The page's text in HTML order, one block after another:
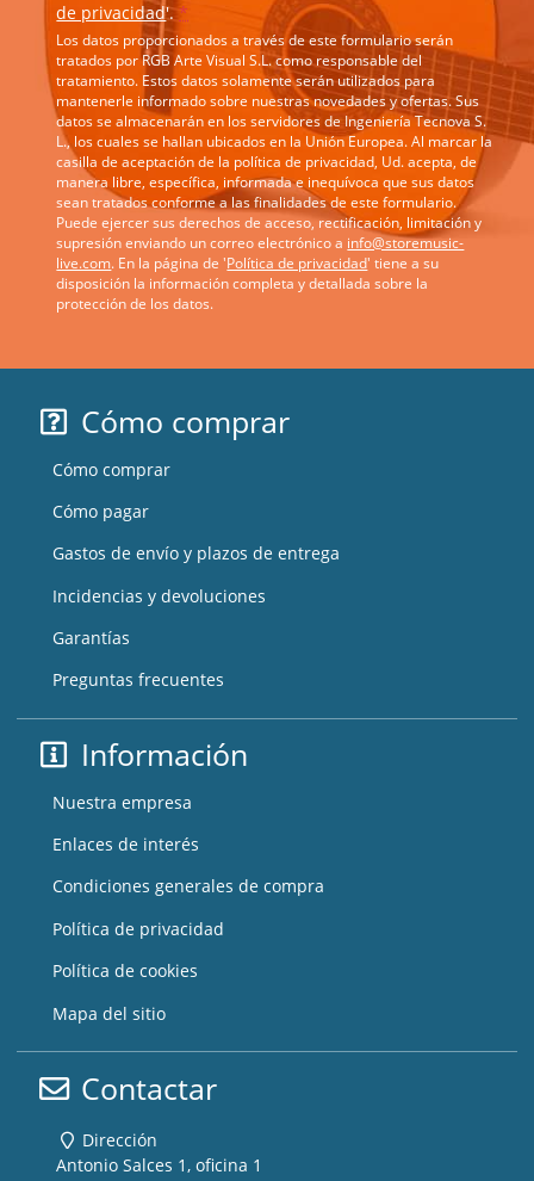
de privacidad'.*
Los datos proporcionados a través de este formulario serán
tratados por RGB Arte Visual S.L. como responsable del
tratamiento. Estos datos solamente serán utilizados para
mantenerle informado sobre nuestras novedades y ofertas. Sus
datos se almacenarán en los servidores de Ingeniería Tecnova S.
L., los cuales se hallan ubicados en la Unión Europea. Al marcar la
casilla de aceptación de la política de privacidad, Ud. acepta, de
manera libre, específica, informada e inequívoca que sus datos
sean tratados conforme a las finalidades de este formulario.
Puede ejercer sus derechos de acceso, rectificación, limitación y
supresión enviando un correo electrónico a info@storemusic-
live.com. En la página de 'Política de privacidad' tiene a su
disposición la información completa y detallada sobre la
protección de los datos.
Cómo comprar
Cómo comprar
Cómo pagar
Gastos de envío y plazos de entrega
Incidencias y devoluciones
Garantías
Preguntas frecuentes
Información
Nuestra empresa
Enlaces de interés
Condiciones generales de compra
Política de privacidad
Política de cookies
Mapa del sitio
Contactar
Dirección
Antonio Salces 1, oficina 1